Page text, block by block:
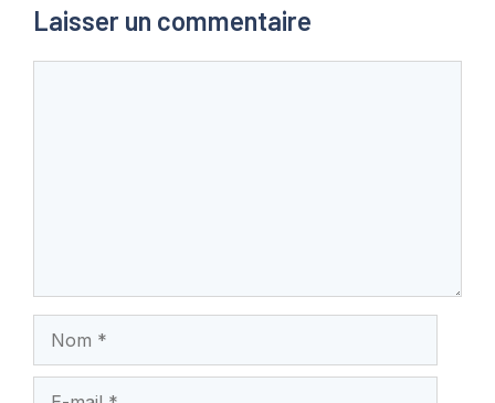
Laisser un commentaire